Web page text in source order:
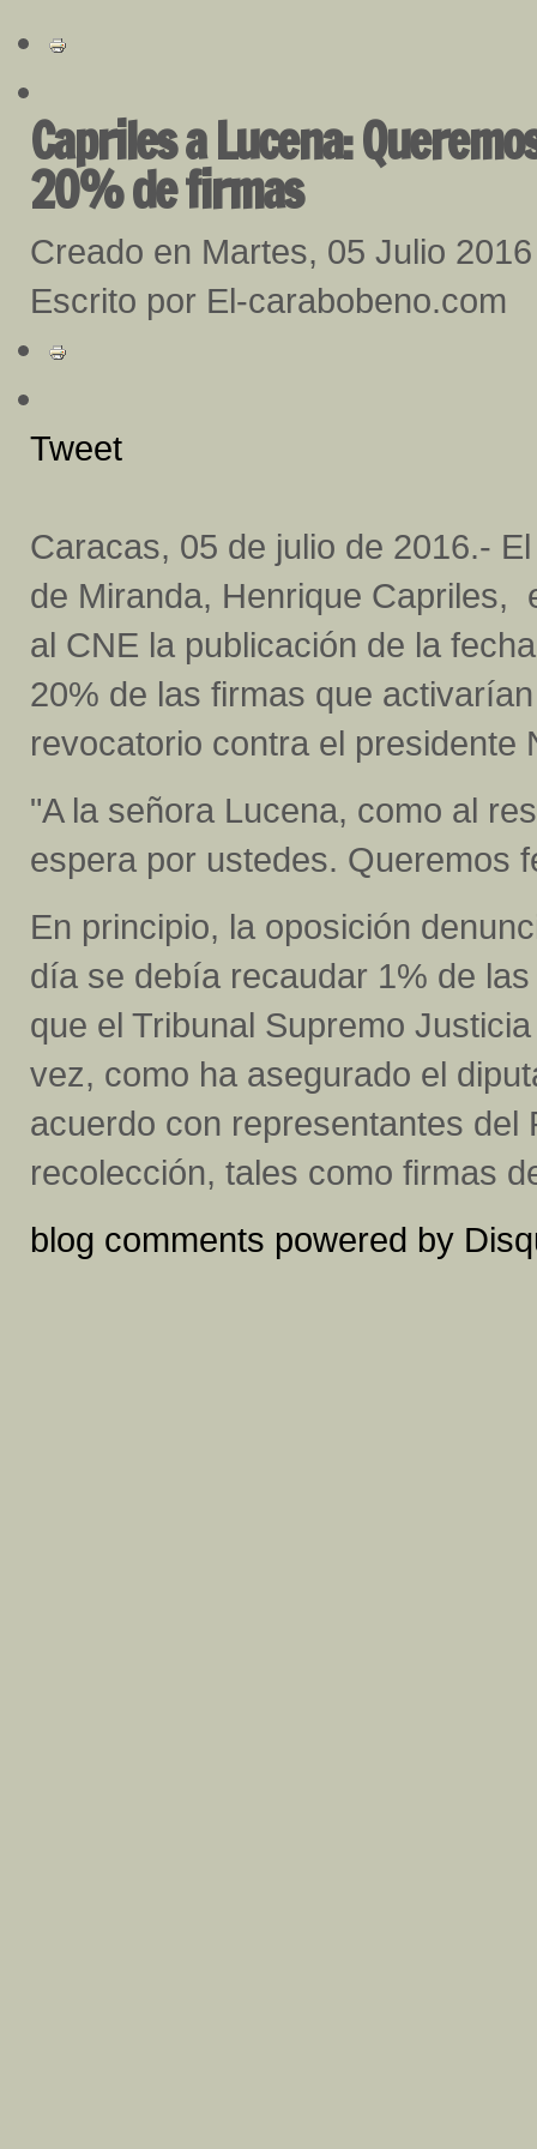
Capriles a Lucena:
20% de firmas
Creado en Martes, 05 Julio 2016
Escrito por El-carabobeno.com
Tweet
Caracas, 05 de julio de 2016.-
de Miranda, Henrique Capriles,
al CNE la publicación de la
20% de las firmas que
revocatorio contra el presidente
"A la señora Lucena, como al
espera por ustedes. Queremos
En principio, la oposición
día se debía recaudar 1% de
que el Tribunal Supremo
vez, como ha asegurado el
acuerdo con representantes del
recolección, tales como firmas
blog comments powered by